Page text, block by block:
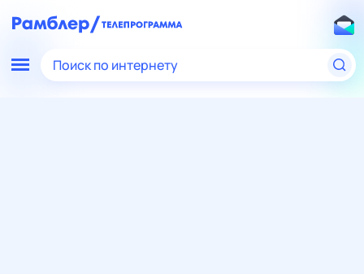
Поиск по интернету